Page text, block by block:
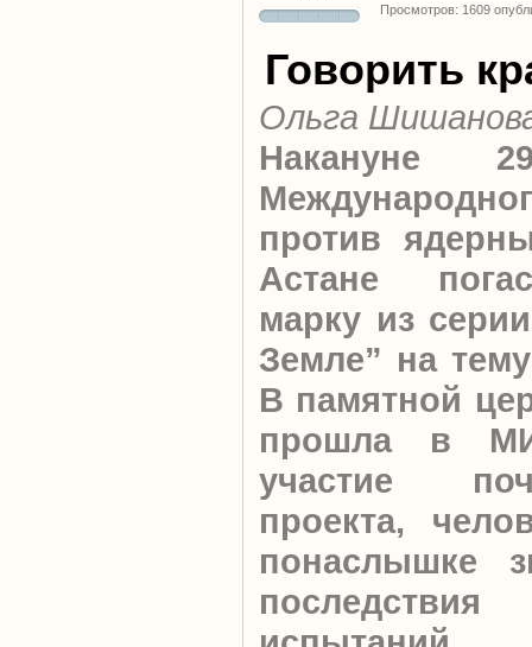
Просмотров: 1609
Говорить
Ольга
Накануне
против
Астане
марку из
Земле” на
В памятной
прошла в
участие
проекта,
понаслышке